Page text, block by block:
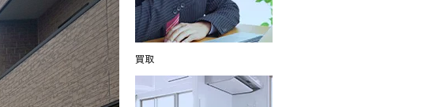
買取